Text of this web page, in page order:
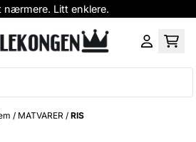
nærmere. Litt enklere.
/ MATVARER / RIS